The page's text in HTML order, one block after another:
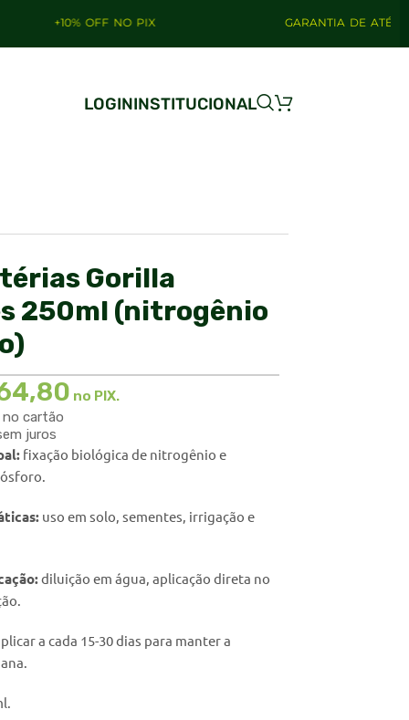
OFF NO PIX GARANTIA DE ATÉ 4 ANOS
LOGININSTITUCIONAL
Gorilla
250ml (nitrogênio
no PIX.
cartão
juros
fixação biológica de nitrogênio e
uso em solo, sementes, irrigação e
diluição em água, aplicação direta no
a cada 15-30 dias para manter a